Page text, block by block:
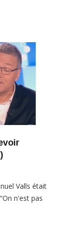
Valls était
n'est pas